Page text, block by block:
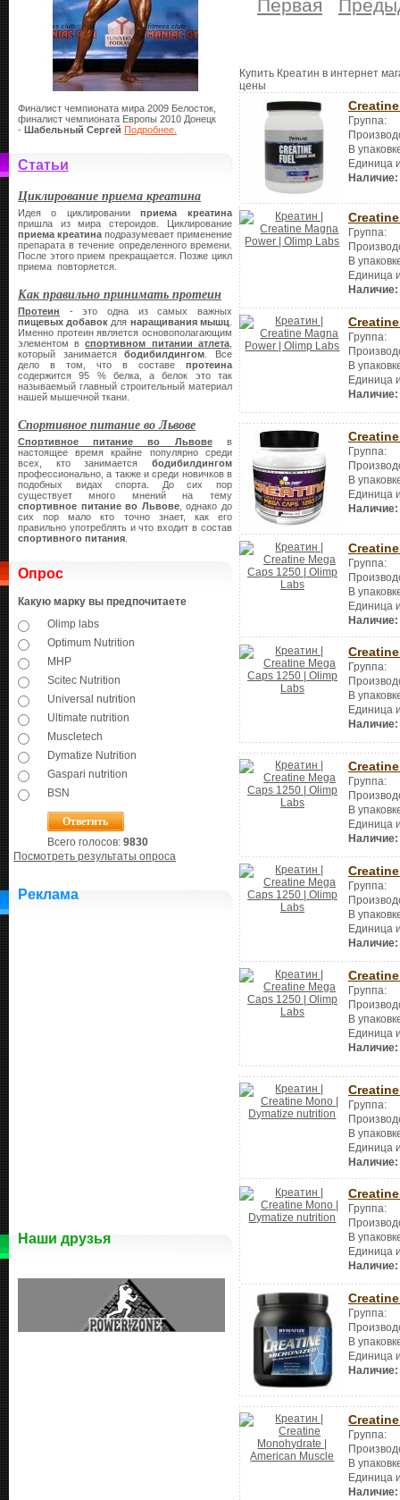
Финалист чемпионата мира 2009 Белосток,
финалист чемпионата Европы 2010 Донецк
- Шабельный Сергей Подробнее.
Статьи
Циклирование приема креатина
Идея о циклированииприема креатина
пришла из мира стероидов. Циклирование
приема креатина подразумевает применение
препарата в течение определенного времени.
После этого прием прекращается. Позже цикл
приема повторяется.
Как правильно принимать протеин
Протеин - это одна из самых важных
пищевых добавок для наращивания мышц
Именно протеин является основополагающим
элементом вспортивном питании атлета
который занимаетсябодибилдингом . Все
дело в том, что в составе протеина
содержится 95 % белка, а белок это так
называемый главный строительный материал
нашей мышечной ткани.
Спортивное питание во Львове
Спортивное питание во Львовев
настоящее время крайне популярно среди
всех, кто занимается бодибилдингом
профессионально, а также и среди новичков в
подобных видах спорта. До сих пор
существует много мнений на тему
спортивное питание во Львове, однако до
сих пор мало кто точно знает, как его
правильно употреблять и что входит в состав
спортивного питания
Опрос
Какую марку вы предпочитаете
Olimp labs
Optimum Nutrition
MHP
Scitec Nutrition
Universal nutrition
Ultimate nutrition
Muscletech
Dymatize Nutrition
Gaspari nutrition
BSN
Всего голосов: 9830
Посмотреть результаты опроса
Реклама
Наши друзья
Первая
Купить Креатин в интернет
цены
Группа:
В
Единица
Наличие:
Группа:
В
Единица
Наличие:
Группа:
В
Единица
Наличие:
Группа:
В
Единица
Наличие:
Группа:
В
Единица
Наличие:
Группа:
В
Единица
Наличие:
Группа:
В
Единица
Наличие:
Группа:
В
Единица
Наличие:
Группа:
В
Единица
Наличие:
Группа:
В
Единица
Наличие:
Группа:
В
Единица
Наличие:
Группа:
В
Единица
Наличие:
Группа:
В
Единица
Наличие: